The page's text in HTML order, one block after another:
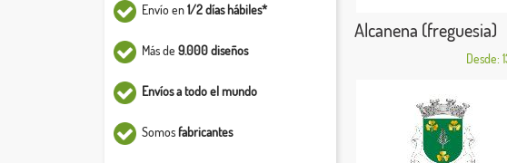
Envío en1/2 días hábiles*
Más de 9.000 diseños
Envíos a todo el mundo
Somosfabricantes
Alcanena (freguesia)
Desde: